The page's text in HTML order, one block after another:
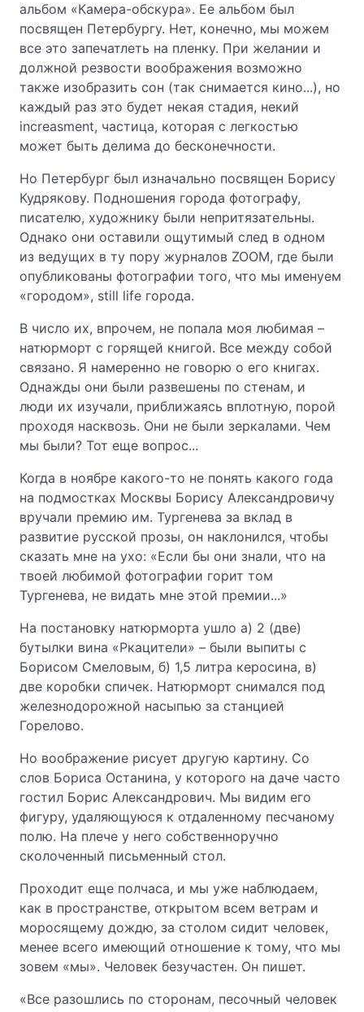
альбом «Камера-обскура». Ее альбом был
посвящен Петербургу. Нет, конечно, мы можем
все это запечатлеть на пленку. При желании и
должной резвости воображения возможно
также изобразить сон (так снимается кино...), но
каждый раз это будет некая стадия, некий
increasment, частица, которая с легкостью
может быть делима до бесконечности.
Но Петербург был изначально посвящен Борису
Кудрякову. Подношения города фотографу,
писателю, художнику были непритязательны.
Однaко они оставили ощутимый след в одном
из ведущих в ту пору журналов ZOOM, где были
опубликованы фотографии того, что мы именуем
«городом», still life города.
В число их, впрочем, не попала моя любимая –
натюрморт с горящей книгой. Все между собой
связано. Я намеренно не говорю о его книгах.
Однажды они были развешены по стенам, и
люди их изучали, приближаясь вплотную, порой
проходя насквозь. Они не были зеркалами. Чем
мы были? Тот еще вопрос...
Когда в ноябре какого-то не понять какого года
на подмостках Москвы Борису Александровичу
вручали премию им. Тургенева за вклад в
развитие русской прозы, он наклонился, чтобы
сказать мне на ухо: «Если бы они знали, что на
твоей любимой фотографии горит том
Тургенева, не видать мне этой премии...»
На постановку натюрморта ушло а) 2 (две)
бутылки вина «Ркацители» – были выпиты с
Борисом Смеловым, б) 1,5 литра керосина, в)
две коробки спичек. Натюрморт снимался под
железнодорожной насыпью за станцией
Горелово.
Но воображение рисует другую картину. Со
слов Бориса Останина, у которого на даче часто
гостил Борис Александрович. Мы видим его
фигуру, удаляющуюся к отдаленному песчаному
полю. На плече у него собственноручно
сколоченный письменный стол.
Проходит еще полчаса, и мы уже наблюдаем,
как в пространстве, открытом всем ветрам и
моросящему дождю, за столом сидит человек,
менее всего имеющий отношение к тому, что мы
зовем «мы». Человек безучастен. Он пишет.
«Все разошлись по сторонам, песочный человек